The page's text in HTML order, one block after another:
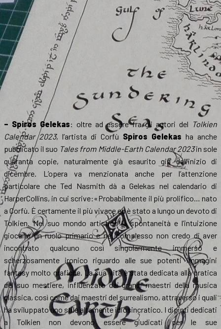
– Spiros Gelekas: oltre ad essere fra gli autori del Tolkien
Calendar 2023, l’artista di Corfù Spiros Gelekas ha anche
pubblicato il suo Tales from Middle-Earth Calendar 2023in sole
quaranta copie, naturalmente già esaurito già dall’inizio di
dicembre. L’opera va menzionata anche per l’attenzione
particolare che Ted Nasmith dà a Gelekas nel calendario di
HarperCollins, in cui scrive:«Probabilmente il più prolifico… nato
a Corfù. È certamente il più vivace ed è stato a lungo un devoto di
Tolkien. Nel suo mondo artistico la spontaneità e l’intuizione
giocano un ruolo primario e nel complesso non credo di aver
incontrato qualcuno così singolarmente immerso e
scherzosamente ironico riguardo alle sue potenti immagini
fantasy molto grafiche. La sua vita è stata dedicata alla pratica
del suo mestiere, influenzato dai grandi maestri della musica
classica, così come dai maestri del surrealismo, attraverso i quali
ha sviluppato uno stile altamente idiosincratico. I dipinti dedicati
a Tolkien non devono essere giudicati per le sue